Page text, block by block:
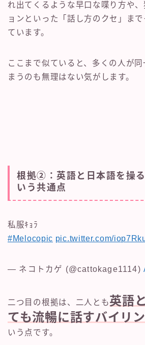
れ出てくるような早口な喋り方や
ョンといった「話し方のクセ」ま
ています。
ここまで似ていると、多くの人が
まうのも無理はない気がします。
根拠②：英語と日本語を操
いう共通点
私服ｷｮﾗ
#Melocopic pic.twitter.com/
— ネコトカゲ (@cattokage1114)
二つ目の根拠は、二人とも英語
ても流暢に話すバイリ
いう点です。